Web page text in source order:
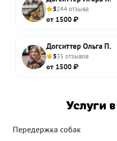
5244 отзыва
от 1500 ₽
Догситтер Ольга П.
535 отзывов
от 1500 ₽
Услуги
Передержка собак